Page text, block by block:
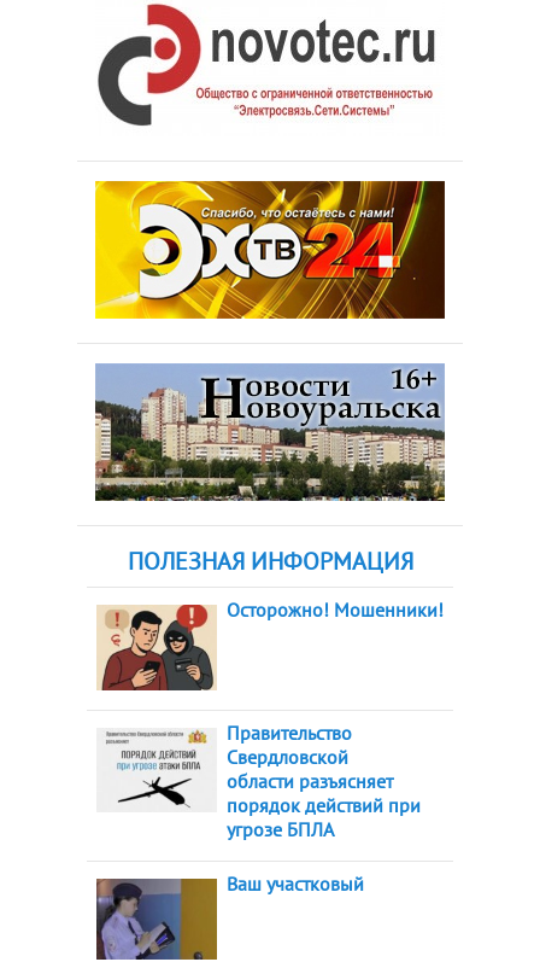
ПОЛЕЗНАЯ ИНФОРМАЦИЯ
Осторожно! Мошенники!
Правительство
Свердловской
области разъясняет
порядок действий при
угрозе БПЛА
Ваш участковый